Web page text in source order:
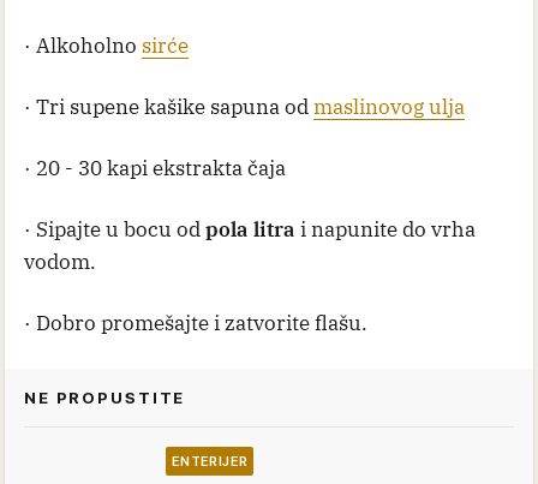
· Alkoholno sirće
· Tri supene kašike sapuna odmaslinovog ulja
· 20 - 30 kapi ekstrakta čaja
· Sipajte u bocu odpola litra i napunite do vrha
vodom.
· Dobro promešajte i zatvorite flašu.
NE PROPUSTITE
ENTERIJER